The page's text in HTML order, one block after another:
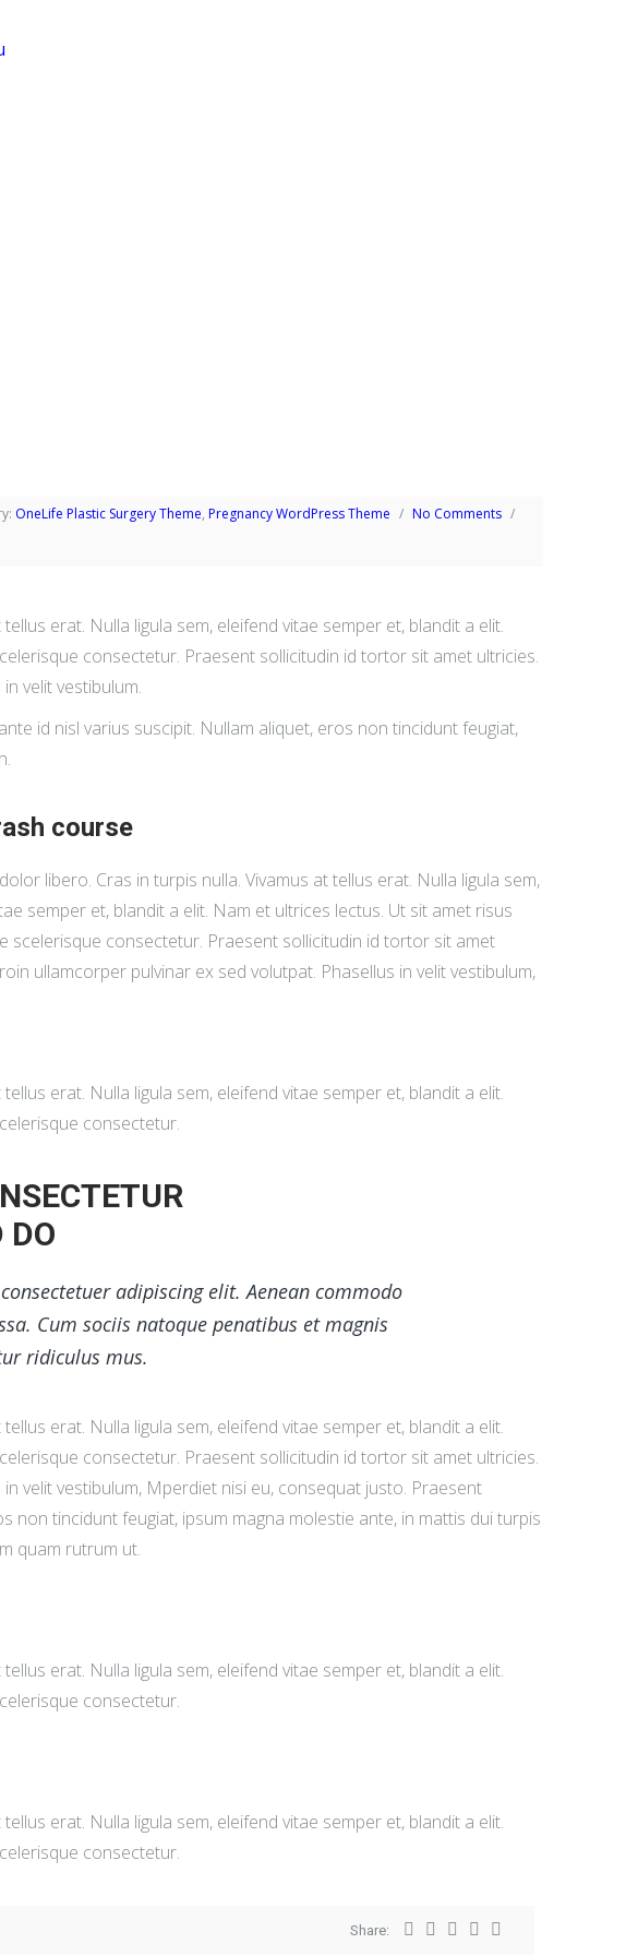
OneLife Plastic Surgery Theme, Pregnancy WordPress Theme
No Comments
erat. Nulla ligula sem, eleifend vitae semper et, blandit a elit.
consectetur. Praesent sollicitudin id tortor sit amet ultricies.
velit vestibulum.
id nisl varius suscipit. Nullam aliquet, eros non tincidunt feugiat,
course
libero. Cras in turpis nulla. Vivamus at tellus erat. Nulla ligula sem,
semper et, blandit a elit. Nam et ultrices lectus. Ut sit amet risus
scelerisque consectetur. Praesent sollicitudin id tortor sit amet
ullamcorper pulvinar ex sed volutpat. Phasellus in velit vestibulum,
erat. Nulla ligula sem, eleifend vitae semper et, blandit a elit.
consectetur.
DO
adipiscing elit. Aenean commodo
Cum sociis natoque penatibus et magnis
ridiculus mus.
erat. Nulla ligula sem, eleifend vitae semper et, blandit a elit.
consectetur. Praesent sollicitudin id tortor sit amet ultricies.
velit vestibulum, Mperdiet nisi eu, consequat justo. Praesent
non tincidunt feugiat, ipsum magna molestie ante, in mattis dui turpis
quam rutrum ut.
erat. Nulla ligula sem, eleifend vitae semper et, blandit a elit.
consectetur.
erat. Nulla ligula sem, eleifend vitae semper et, blandit a elit.
consectetur.
Share: